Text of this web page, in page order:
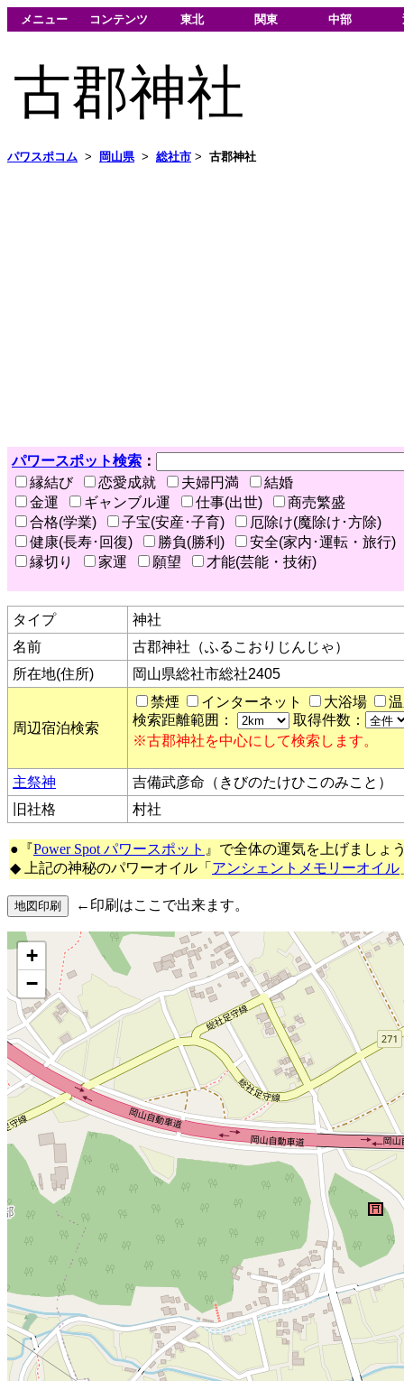
メニュー コンテンツ 東北 関東 中部
古郡神社
パワスポコム > 岡山県> 総社市 > 古郡神社
パワースポット検索 ：
縁結び
恋愛成就 夫婦円満
結婚
金運
ギャンブル運 仕事(出世)
商売繁盛
合格(学業)
子宝(安産･子育)
厄除け(魔除け･方除)
健康(長寿･回復)
勝負(勝利)
安全(家内･運転・旅行)
縁切り
家運 願望 才能(芸能・技術)
タイプ
神社
名前
古郡神社（ふるこおりじんじゃ）
所在地(住所)
岡山県総社市総社2405
周辺宿泊検索
禁煙 インターネット 大浴場
検索距離範囲：
取得件数：
※古郡神社を中心にして検索します。
主祭神
吉備武彦命（きびのたけひこのみこと）
旧社格
村社
●『Power Spot パワースポット 』で全体の運気を上げましょ
◆ 上記の神秘のパワーオイル「 アンシェントメモリーオイル
←印刷はここで出来ます。
+
−